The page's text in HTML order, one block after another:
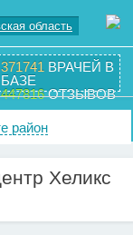
область
371741 ВРАЧЕЙ В
БАЗЕ
447816ОТЗЫВОВ
район
Хеликс